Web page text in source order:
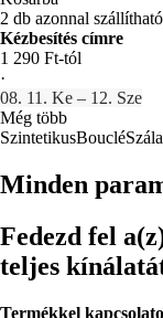
2 db azonnal szállítható
Kézbesítés címre
1 290 Ft-tól
·
08. 11. Ke – 12. Sze
Még több
SzintetikusBouclé
Minden
Fedezd fel
teljes
Termékkel